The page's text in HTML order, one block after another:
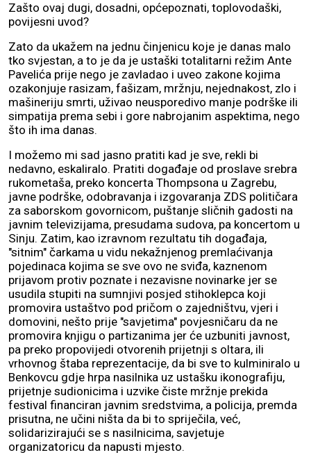
Zašto ovaj dugi, dosadni, općepoznati, toplovodaški,
povijesni uvod?
Zato da ukažem na jednu činjenicu koje je danas malo
tko svjestan, a to je da je ustaški totalitarni režim Ante
Pavelića prije nego je zavladao i uveo zakone kojima
ozakonjuje rasizam, fašizam, mržnju, nejednakost, zlo i
mašineriju smrti, uživao neusporedivo manje podrške ili
simpatija prema sebi i gore nabrojanim aspektima, nego
što ih ima danas.
I možemo mi sad jasno pratiti kad je sve, rekli bi
nedavno, eskaliralo. Pratiti događaje od proslave srebra
rukometaša, preko koncerta Thompsona u Zagrebu,
javne podrške, odobravanja i izgovaranja ZDS političara
za saborskom govornicom, puštanje sličnih gadosti na
javnim televizijama, presudama sudova, pa koncertom u
Sinju. Zatim, kao izravnom rezultatu tih događaja,
"sitnim" čarkama u vidu nekažnjenog premlaćivanja
pojedinaca kojima se sve ovo ne sviđa, kaznenom
prijavom protiv poznate i nezavisne novinarke jer se
usudila stupiti na sumnjivi posjed stihoklepca koji
promovira ustaštvo pod pričom o zajedništvu, vjeri i
domovini, nešto prije "savjetima" povjesničaru da ne
promovira knjigu o partizanima jer će uzbuniti javnost,
pa preko propovijedi otvorenih prijetnji s oltara, ili
vrhovnog štaba reprezentacije, da bi sve to kulminiralo u
Benkovcu gdje hrpa nasilnika uz ustašku ikonografiju,
prijetnje sudionicima i uzvike čiste mržnje prekida
festival financiran javnim sredstvima, a policija, premda
prisutna, ne učini ništa da bi to spriječila, već,
solidarizirajući se s nasilnicima, savjetuje
organizatoricu da napusti mjesto.